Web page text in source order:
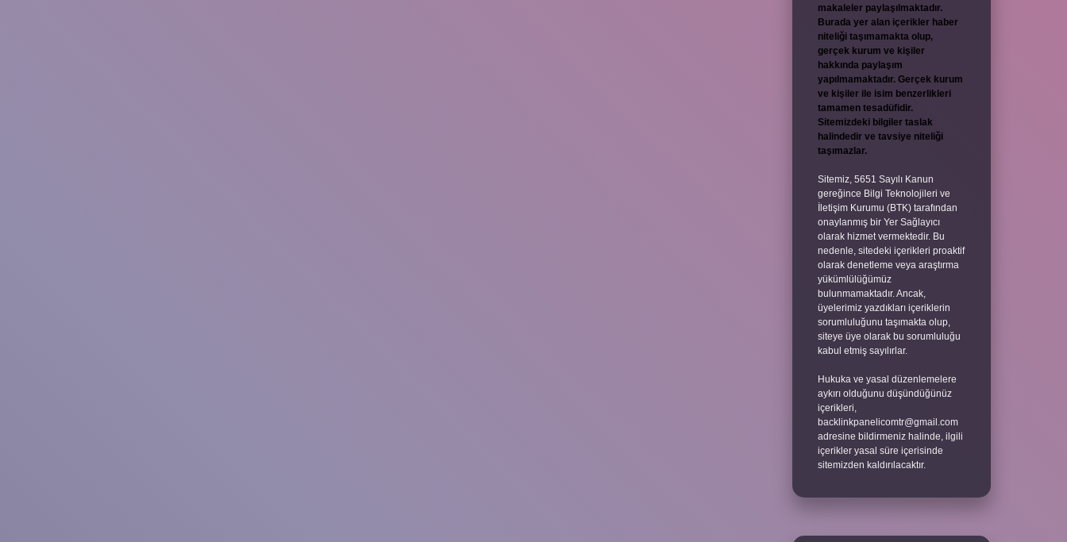
makaleler paylaşılmaktadır.
Burada yer alan içerikler haber
niteliği taşımamakta olup,
gerçek kurum ve kişiler
hakkında paylaşım
yapılmamaktadır. Gerçek kurum
ve kişiler ile isim benzerlikleri
tamamen tesadüfidir.
Sitemizdeki bilgiler taslak
halindedir ve tavsiye niteliği
taşımazlar.
Sitemiz, 5651 Sayılı Kanun
gereğince Bilgi Teknolojileri ve
İletişim Kurumu (BTK) tarafından
onaylanmış bir Yer Sağlayıcı
olarak hizmet vermektedir. Bu
nedenle, sitedeki içerikleri proaktif
olarak denetleme veya araştırma
yükümlülüğümüz
bulunmamaktadır. Ancak,
üyelerimiz yazdıkları içeriklerin
sorumluluğunu taşımakta olup,
siteye üye olarak bu sorumluluğu
kabul etmiş sayılırlar.
Hukuka ve yasal düzenlemelere
aykırı olduğunu düşündüğünüz
içerikleri,
backlinkpanelicomtr@gmail.com
adresine bildirmeniz halinde, ilgili
içerikler yasal süre içerisinde
sitemizden kaldırılacaktır.